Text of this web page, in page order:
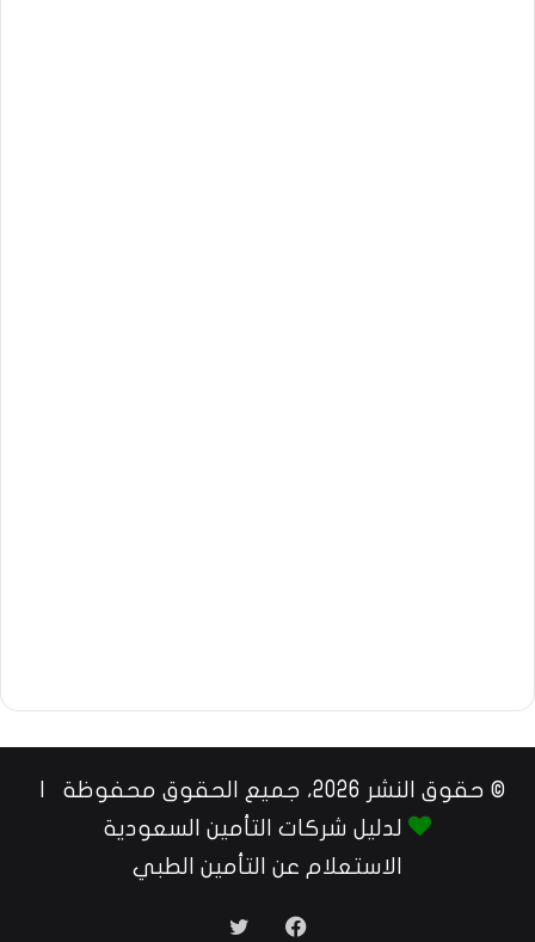
© حقوق النشر 2026، جميع الحقوق محفوظة |
لدليل شركات التأمين السعودية
الاستعلام عن التأمين الطبي
فيسبوك